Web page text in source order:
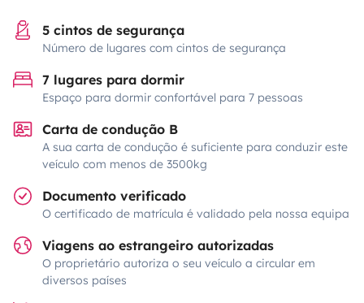
5 cintos de segurança
Número de lugares com cintos de segurança
7 lugares para dormir
Espaço para dormir confortável para 7 pessoas
Carta de condução B
A sua carta de condução é suficiente para conduzir este
veículo com menos de 3500kg
Documento verificado
O certificado de matrícula é validado pela nossa equipa
Viagens ao estrangeiro autorizadas
O proprietário autoriza o seu veículo a circular em
diversos países